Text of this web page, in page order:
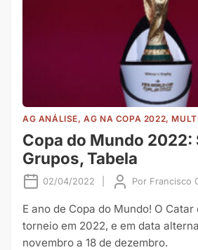
AG ANÁLISE, AG NA COPA 2022,
Copa do Mundo 2022:
Grupos, Tabela
02/04/2022 Por Francisco
E ano de Copa do Mundo! O Catar
torneio em 2022, e em data
novembro a 18 de dezembro.